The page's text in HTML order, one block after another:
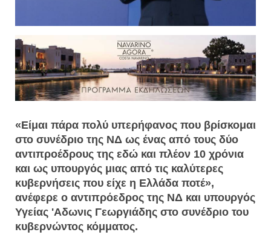
«Είμαι πάρα πολύ υπερήφανος που βρίσκομαι
στο συνέδριο της ΝΔ ως ένας από τους δύο
αντιπροέδρους της εδώ και πλέον 10 χρόνια
και ως υπουργός μιας από τις καλύτερες
κυβερνήσεις που είχε η Ελλάδα ποτέ»,
ανέφερε ο αντιπρόεδρος της ΝΔ και υπουργός
Υγείας 'Αδωνις Γεωργιάδης στο συνέδριο του
κυβερνώντος κόμματος.